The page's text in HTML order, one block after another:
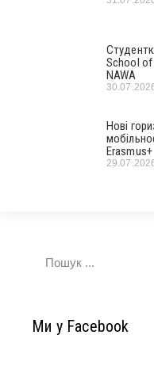
School
NAWA
Нові
Erasmus+
Ми у Facebook